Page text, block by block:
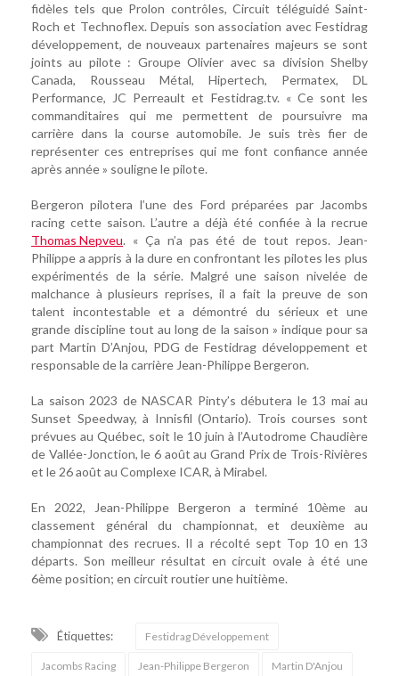
fidèles tels que Prolon contrôles, Circuit téléguidé Saint-
Roch et Technoflex. Depuis son association avec Festidrag
développement, de nouveaux partenaires majeurs se sont
joints au pilote : Groupe Olivier avec sa division Shelby
Canada, Rousseau Métal, Hipertech, Permatex, DL
Performance, JC Perreault et Festidrag.tv. « Ce sont les
commanditaires qui me permettent de poursuivre ma
carrière dans la course automobile. Je suis très fier de
représenter ces entreprises qui me font confiance année
après année » souligne le pilote.
Bergeron pilotera l’une des Ford préparées par Jacombs
racing cette saison. L’autre a déjà été confiée à la recrue
Thomas Nepveu. « Ça n’a pas été de tout repos. Jean-
Philippe a appris à la dure en confrontant les pilotes les plus
expérimentés de la série. Malgré une saison nivelée de
malchance à plusieurs reprises, il a fait la preuve de son
talent incontestable et a démontré du sérieux et une
grande discipline tout au long de la saison » indique pour sa
part Martin D’Anjou, PDG de Festidrag développement et
responsable de la carrière Jean-Philippe Bergeron.
La saison 2023 de NASCAR Pinty’s débutera le 13 mai au
Sunset Speedway, à Innisfil (Ontario). Trois courses sont
prévues au Québec, soit le 10 juin à l’Autodrome Chaudière
de Vallée-Jonction, le 6 août au Grand Prix de Trois-Rivières
et le 26 août au Complexe ICAR, à Mirabel.
En 2022, Jean-Philippe Bergeron a terminé 10ème au
classement général du championnat, et deuxième au
championnat des recrues. Il a récolté sept Top 10 en 13
départs. Son meilleur résultat en circuit ovale à été une
6ème position; en circuit routier une huitième.
Étiquettes: Festidrag Développement
Jacombs Racing Jean-Philippe Bergeron Martin D'Anjou